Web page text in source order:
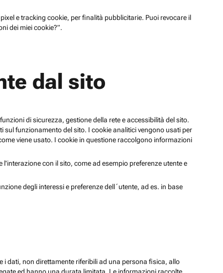
e tracking cookie, per finalità pubblicitarie. Puoi revocare il
dei miei cookie?”.
dal sito
di sicurezza, gestione della rete e accessibilità del sito.
funzionamento del sito. I cookie analitici vengono usati per
viene usato. I cookie in questione raccolgono informazioni
con il sito, come ad esempio preferenze utente e
degli interessi e preferenze dell´utente, ad es. in base
i dati, non direttamente riferibili ad una persona fisica, allo